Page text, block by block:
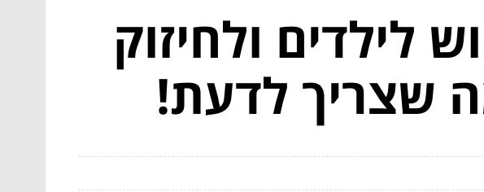
לילדים ולחיזוק
שצריך לדעת!